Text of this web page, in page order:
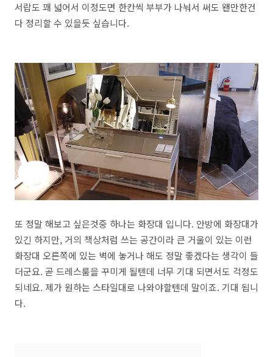
서랍도 꽤 넓어서 이정도면 한칸씩 부부가 나눠서 써도 왠만한건
다 정리할 수 있을듯 싶습니다.
또 정말 해보고 싶은것중 하나는 화장대 입니다. 안방에 화장대가
있긴 하지만, 거의 책상처럼 쓰는 공간이라 큰 거울이 있는 이런
화장대 오른쪽에 있는 벽에 놓거나 해도 정말 좋겠다는 생각이 들
더군요. 곧 드레스룸을 꾸미게 될텐데 너무 기대 되면서도 걱정도
되네요. 제가 원하는 스타일대로 나와야할텐데 말이죠. 기대 됩니
다.